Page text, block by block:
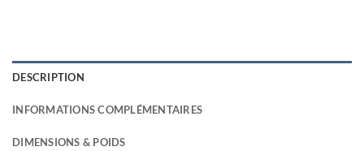
DESCRIPTION
INFORMATIONS COMPLÉMENTAIRES
DIMENSIONS & POIDS